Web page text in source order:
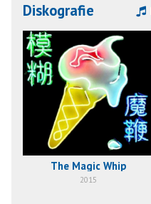
Diskografie
The Magic Whip
2015